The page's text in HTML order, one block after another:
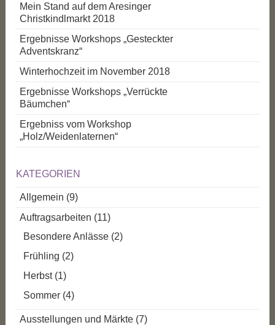
Mein Stand auf dem Aresinger
Christkindlmarkt 2018
Ergebnisse Workshops „Gesteckter
Adventskranz“
Winterhochzeit im November 2018
Ergebnisse Workshops „Verrückte
Bäumchen“
Ergebniss vom Workshop
„Holz/Weidenlaternen“
KATEGORIEN
Allgemein (9)
Auftragsarbeiten (11)
Besondere Anlässe (2)
Frühling (2)
Herbst(1)
Sommer (4)
Ausstellungen und Märkte (7)